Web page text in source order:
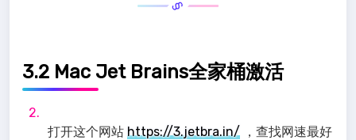
3.2 Mac Jet Brains全家桶激活
打开这个网站 https://3.jetbra.in/ ，查找网速最好